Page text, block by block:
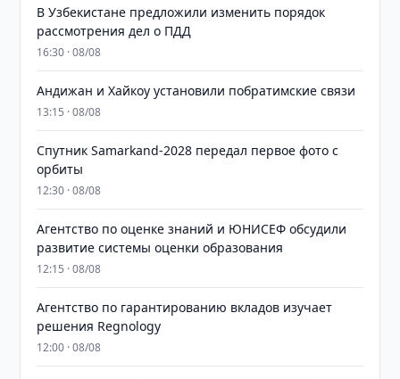
В Узбекистане предложили изменить порядок
рассмотрения дел о ПДД
16:30 · 08/08
Андижан и Хайкоу установили побратимские связи
13:15 · 08/08
Спутник Samarkand-2028 передал первое фото с
орбиты
12:30 · 08/08
Агентство по оценке знаний и ЮНИСЕФ обсудили
развитие системы оценки образования
12:15 · 08/08
Агентство по гарантированию вкладов изучает
решения Regnology
12:00 · 08/08